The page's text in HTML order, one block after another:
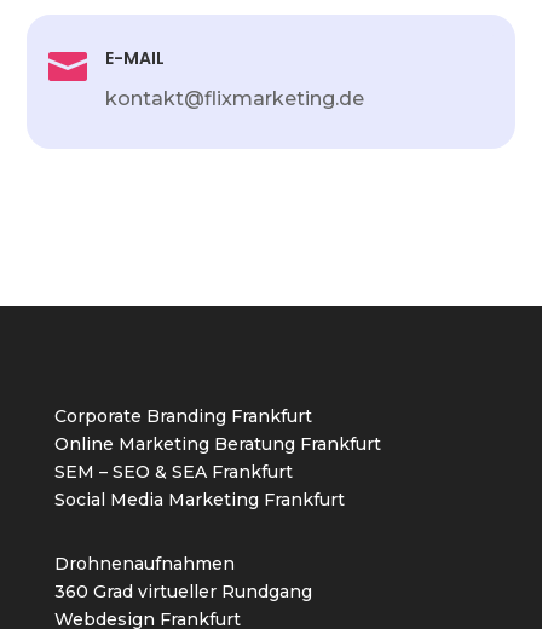
 E-MAIL
kontakt@flixmarketing.de
Corporate Branding Frankfurt
Online Marketing Beratung Frankfurt
SEM – SEO & SEA Frankfurt
Social Media Marketing Frankfurt
Drohnenaufnahmen
360 Grad virtueller Rundgang
Webdesign Frankfurt